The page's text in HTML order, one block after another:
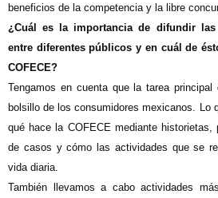
beneficios de la competencia y la libre
¿Cuál es la importancia de difundir
entre diferentes públicos y en cuál de
COFECE?
Tengamos en cuenta que la tarea
bolsillo de los consumidores mexicanos. Lo
qué hace la COFECE mediante historietas,
de casos y cómo las actividades que se
vida diaria.
También llevamos a cabo actividades